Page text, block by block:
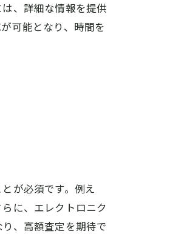
、詳細な情報を提供
可能となり、時間を
が必須です。例え
に、エレクトロニク
、高額査定を期待で